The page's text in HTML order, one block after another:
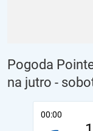
Pogoda
na jutro -
00:00